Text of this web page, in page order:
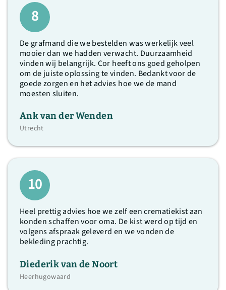
8
De grafmand die we bestelden was werkelijk veel
mooier dan we hadden verwacht. Duurzaamheid
vinden wij belangrijk. Cor heeft ons goed geholpen
om de juiste oplossing te vinden. Bedankt voor de
goede zorgen en het advies hoe we de mand
moesten sluiten.
Ank van der Wenden
Utrecht
10
Heel prettig advies hoe we zelf een crematiekist aan
konden schaffen voor oma. De kist werd op tijd en
volgens afspraak geleverd en we vonden de
bekleding prachtig.
Diederik van de Noort
Heerhugowaard